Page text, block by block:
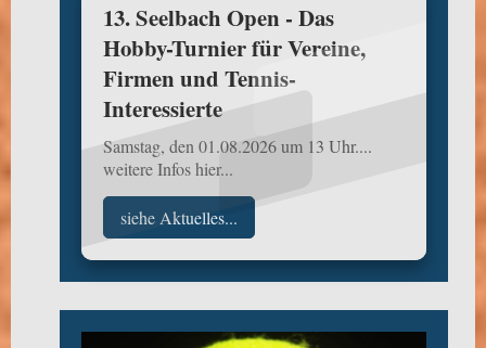
13. Seelbach Open - Das
Hobby-Turnier für Vereine,
Firmen und Tennis-
Interessierte
Samstag, den 01.08.2026 um 13 Uhr....
weitere Infos hier...
siehe Aktuelles...